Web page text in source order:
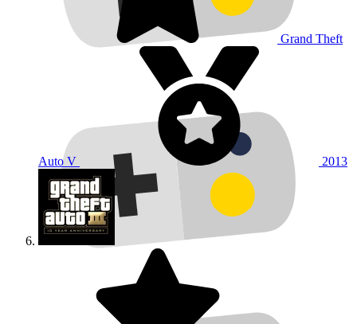
Grand Theft
Auto V 2013